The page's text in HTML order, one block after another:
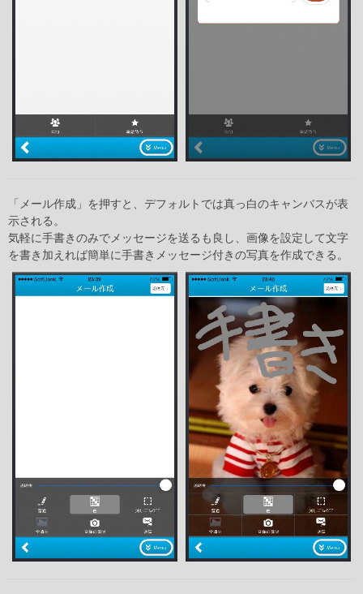
「メール作成」を押すと、デフォルトでは真っ白のキャンバスが表
示される。
気軽に手書きのみでメッセージを送るも良し、画像を設定して文字
を書き加えれば簡単に手書きメッセージ付きの写真を作成できる。